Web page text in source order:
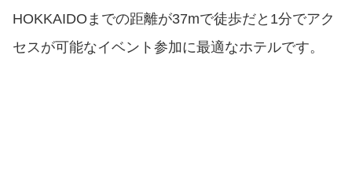
HOKKAIDOまでの距離が37mで徒歩だと1分でアク
セスが可能なイベント参加に最適なホテルです。